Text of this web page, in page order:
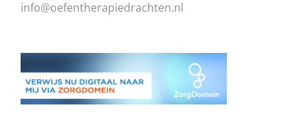
info@oefentherapiedrachten.nl